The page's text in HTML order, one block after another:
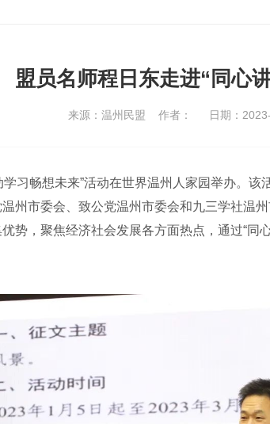
盟员名师程日东走进“同心
来源：温州民盟 作者： 日期：
畅想未来”活动在世界温州人家园举办。该
州市委会、致公党温州市委会和九三学社温
势，聚焦经济社会发展各方面热点，通过“